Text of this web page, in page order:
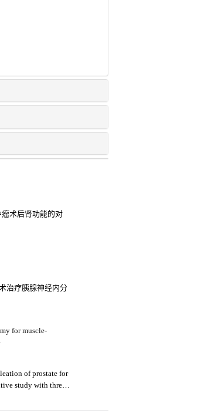
术后肾功能的对
治疗胰腺神经内分
for muscle-
of prostate for
study with three-